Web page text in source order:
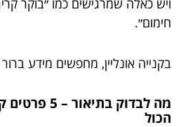
ויש כאלה שמרגישים כמו ״בוקר
חימום״.
בקנייה אונליין, מחפשים מידע
מה לבדוק
הכול